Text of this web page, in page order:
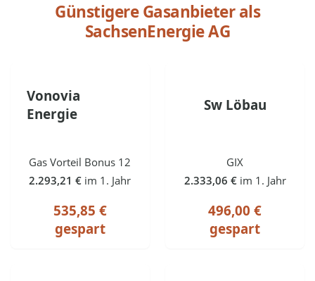
Günstigere Gasanbieter als
SachsenEnergie AG
Vonovia
Energie
Gas Vorteil Bonus 12
2.293,21 € im 1. Jahr
535,85 €
gespart
Sw Löbau
GIX
2.333,06 € im 1. Jahr
496,00 €
gespart